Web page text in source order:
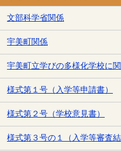
文部科学省関係
宇美町関係
宇美町立学びの多様化学校に
様式第１号（入学等申請書）
様式第２号（学校意見書）
様式第３号の１（入学等審査